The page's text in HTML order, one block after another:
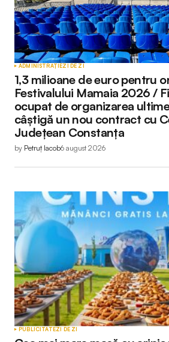
ADMINISTRAȚIEZI DE ZI
1,3 milioane de euro pentru
Festivalului Mamaia 2026 /
ocupat de organizarea
câștigă un nou contract cu
Județean Constanța
by Petruț Iacob6 august 2026
PUBLICITATEZI DE ZI